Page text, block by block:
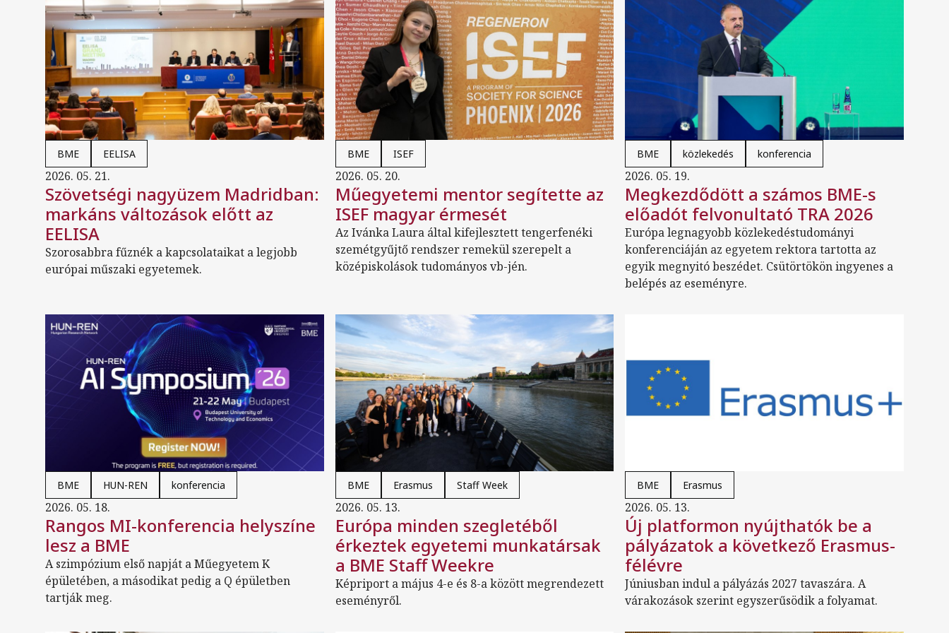
BME EELISA
2026. 05. 21.
Szövetségi nagyüzem Madridban:
markáns változások előtt az
EELISA
Szorosabbra fűznék a kapcsolataikat a legjobb
európai műszaki egyetemek.
BME ISEF
2026. 05. 20.
Műegyetemi mentor segítette az
ISEF magyar érmesét
Az Ivánka Laura által kifejlesztett tengerfenéki
szemétgyűjtő rendszer remekül szerepelt a
középiskolások tudományos vb-jén.
BME közlekedés konferencia
2026. 05. 19.
Megkezdődött a számos BME-s
előadót felvonultató TRA 2026
Európa legnagyobb közlekedéstudományi
konferenciáján az egyetem rektora tartotta az
egyik megnyitó beszédet. Csütörtökön ingyenes a
belépés az eseményre.
BME HUN-REN konferencia
2026. 05. 18.
Rangos MI-konferencia helyszíne
lesz a BME
A szimpózium első napját a Műegyetem K
épületében, a másodikat pedig a Q épületben
tartják meg.
BME Erasmus Staff Week
2026. 05. 13.
Európa minden szegletéből
érkeztek egyetemi munkatársak
a BME Staff Weekre
Képriport a május 4-e és 8-a között megrendezett
eseményről.
BME Erasmus
2026. 05. 13.
Új platformon nyújthatók be a
pályázatok a következő Erasmus-
félévre
Júniusban indul a pályázás 2027 tavaszára. A
várakozások szerint egyszerűsödik a folyamat.